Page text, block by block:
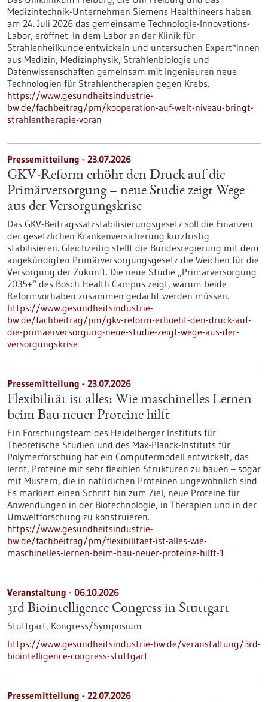
Medizintechnik-Unternehmen Siemens Healthineers haben
am 24. Juli 2026 das gemeinsame Technologie-Innovations-
Labor, eröffnet. In dem Labor an der Klinik für
Strahlenheilkunde entwickeln und untersuchen Expert*innen
aus Medizin, Medizinphysik, Strahlenbiologie und
Datenwissenschaften gemeinsam mit Ingenieuren neue
Technologien für Strahlentherapien gegen Krebs.
https://www.gesundheitsindustrie-
bw.de/fachbeitrag/pm/kooperation-auf-welt-niveau-bringt-
strahlentherapie-voran
Pressemitteilung - 23.07.2026
GKV-Reform erhöht den Druck auf die
Primärversorgung – neue Studie zeigt Wege
aus der Versorgungskrise
Das GKV-Beitragssatzstabilisierungsgesetz soll die Finanzen
der gesetzlichen Krankenversicherung kurzfristig
stabilisieren. Gleichzeitig stellt die Bundesregierung mit dem
angekündigten Primärversorgungsgesetz die Weichen für die
Versorgung der Zukunft. Die neue Studie „Primärversorgung
2035+“ des Bosch Health Campus zeigt, warum beide
Reformvorhaben zusammen gedacht werden müssen.
https://www.gesundheitsindustrie-
bw.de/fachbeitrag/pm/gkv-reform-erhoeht-den-druck-auf-
die-primaerversorgung-neue-studie-zeigt-wege-aus-der-
versorgungskrise
Pressemitteilung - 23.07.2026
Flexibilität ist alles: Wie maschinelles Lernen
beim Bau neuer Proteine hilft
Ein Forschungsteam des Heidelberger Instituts für
Theoretische Studien und des Max-Planck-Instituts für
Polymerforschung hat ein Computermodell entwickelt, das
lernt, Proteine mit sehr flexiblen Strukturen zu bauen – sogar
mit Mustern, die in natürlichen Proteinen ungewöhnlich sind.
Es markiert einen Schritt hin zum Ziel, neue Proteine für
Anwendungen in der Biotechnologie, in Therapien und in der
Umweltforschung zu konstruieren.
https://www.gesundheitsindustrie-
bw.de/fachbeitrag/pm/flexibilitaet-ist-alles-wie-
maschinelles-lernen-beim-bau-neuer-proteine-hilft-1
Veranstaltung - 06.10.2026
3rd Biointelligence Congress in Stuttgart
Stuttgart, Kongress/Symposium
https://www.gesundheitsindustrie-bw.de/veranstaltung/3rd-
biointelligence-congress-stuttgart
Pressemitteilung - 22.07.2026